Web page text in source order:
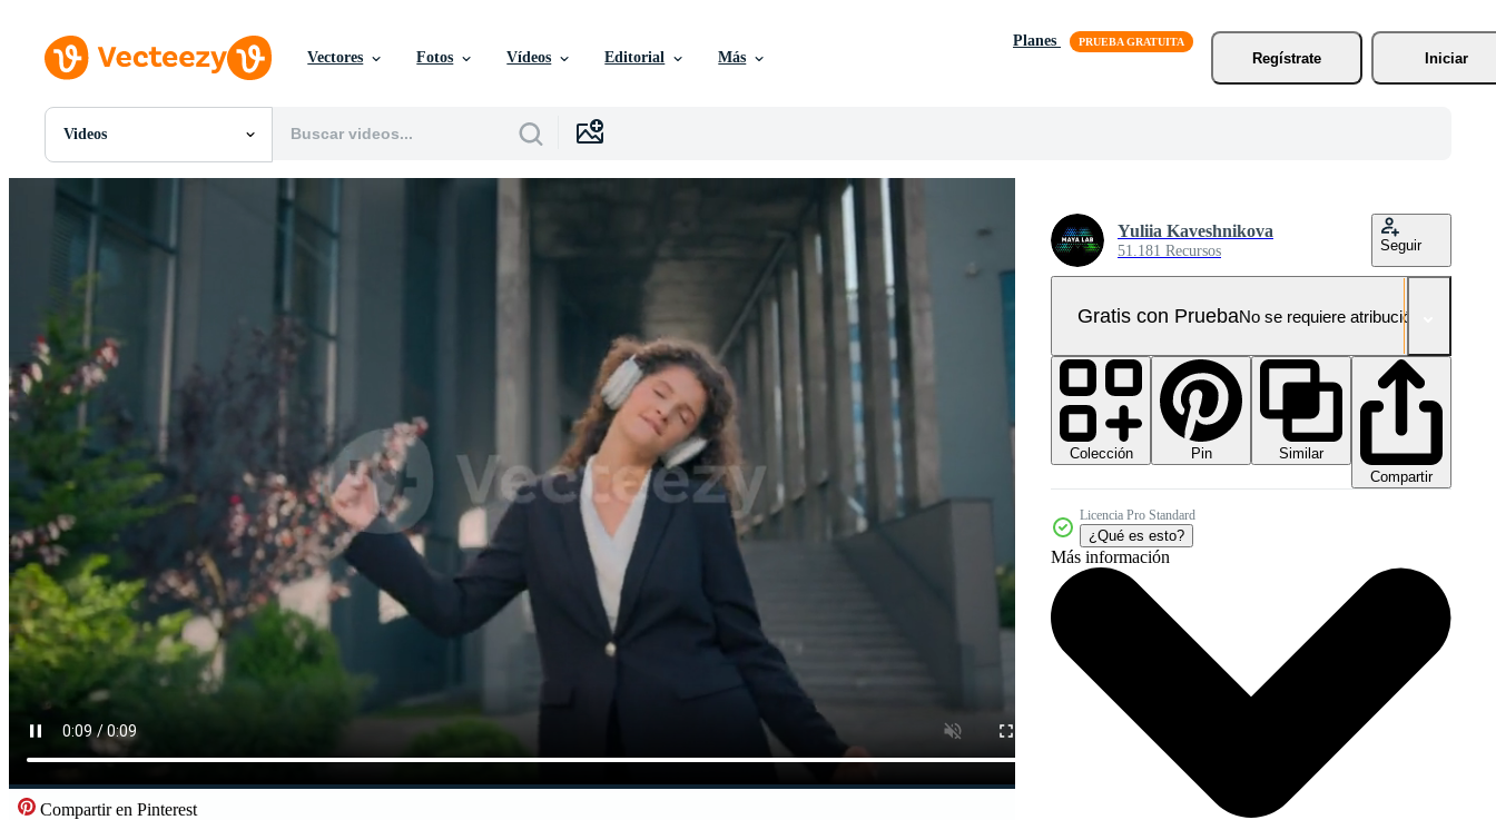
Vectores Fotos Vídeos Editorial Más
Planes
Regístrate
Iniciar
Videos
Todas Imágenes
PNGs
Gráficos en Movimiento
Imágenes Editoriales
Eventos Editoriales
Compartir en Pinterest
Yuliia Kaveshnikova
51.181 Recursos Seguir
Gratis con PruebaNo se requiere atribución!
Colección Pin
Similar
Compartir
Licencia Pro Standard
¿Qué es esto?
Más información